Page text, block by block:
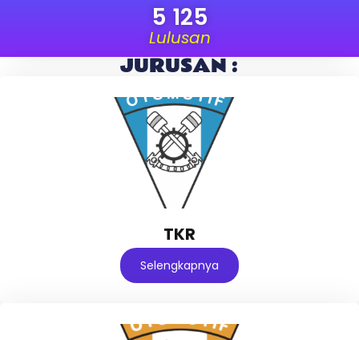
Lulusan
5 125
JURUSAN :
TKR
Selengkapnya